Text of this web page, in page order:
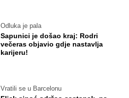
Odluka je pala
Sapunici je došao kraj: Rodri
večeras objavio gdje nastavlja
karijeru!
Vratili se u Barcelonu